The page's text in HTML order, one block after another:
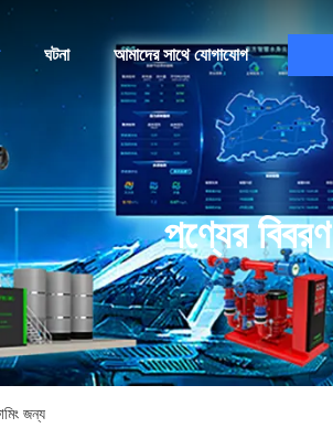
ঘটনা আমাদের সাথে যোগাযোগ
পণ্যের বিবরণ
জন্য